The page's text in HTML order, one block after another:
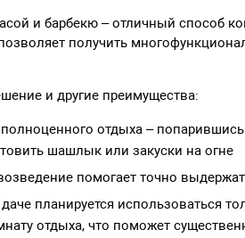
и барбекю – отличный способ
получить
и другие преимущества:
отдыха –
шашлык или закуски на огне
помогает точно
планируется использоваться
отдыха, что поможет